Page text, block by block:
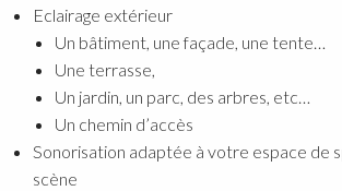
Eclairage extérieur
Un bâtiment, une façade, une tente…
Une terrasse,
Un jardin, un parc, des arbres, etc…
Un chemin d’accès
Sonorisation adaptée à votre espace de
scène